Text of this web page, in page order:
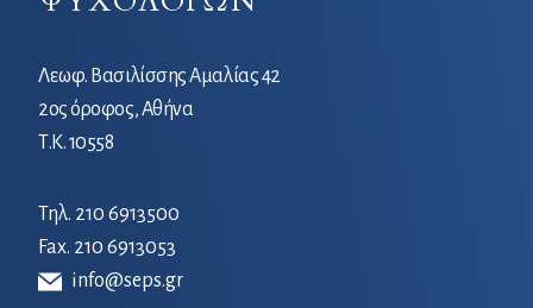
Λεωφ. Βασιλίσσης Αμαλίας 42
2ος όροφος, Αθήνα
Τ.Κ. 10558
Τηλ. 210 6913500
Fax. 210 6913053
info@seps.gr